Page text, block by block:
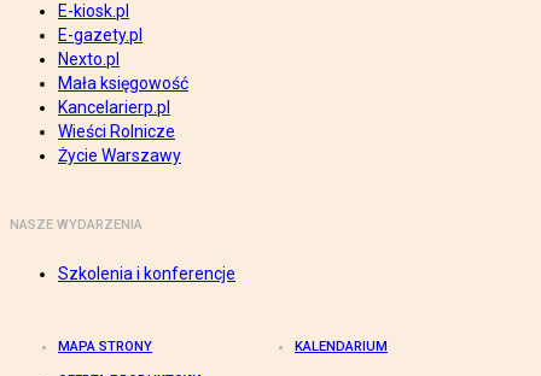
E-kiosk.pl
E-gazety.pl
Nexto.pl
Mała księgowość
Kancelarierp.pl
Wieści Rolnicze
Życie Warszawy
NASZE WYDARZENIA
Szkolenia i konferencje
MAPA STRONY KALENDARIUM